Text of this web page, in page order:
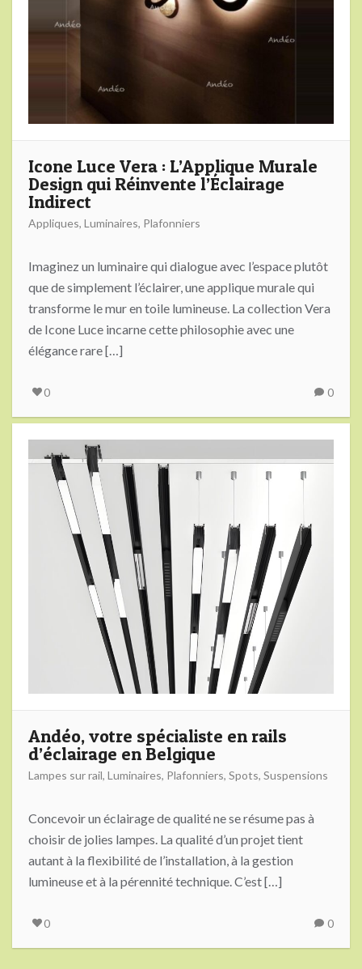
Icone Luce Vera : L’Applique Murale
Design qui Réinvente l’Éclairage
Indirect
Appliques, Luminaires, Plafonniers
Imaginez un luminaire qui dialogue avec l’espace plutôt
que de simplement l’éclairer, une applique murale qui
transforme le mur en toile lumineuse. La collection Vera
de Icone Luce incarne cette philosophie avec une
élégance rare […]
0 0
Andéo, votre spécialiste en rails
d’éclairage en Belgique
Lampes sur rail, Luminaires, Plafonniers, Spots, Suspensions
Concevoir un éclairage de qualité ne se résume pas à
choisir de jolies lampes. La qualité d’un projet tient
autant à la flexibilité de l’installation, à la gestion
lumineuse et à la pérennité technique. C’est […]
0 0